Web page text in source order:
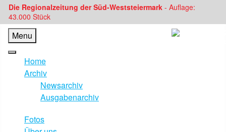
Die Regionalzeitung der Süd-Weststeiermark - Auflage:
43.000 Stück
Menu
Home
Archiv
Newsarchiv
Ausgabenarchiv
Fotos